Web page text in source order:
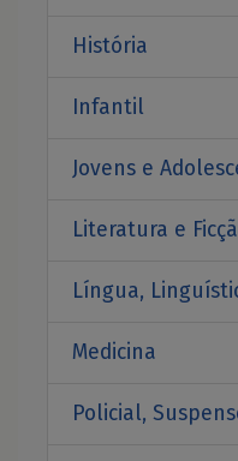
História
Infantil
Jovens e
Literatura e
Língua,
Medicina
Policial,